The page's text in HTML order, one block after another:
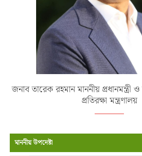
জনাব তারেক রহমান মাননীয় প্রধানমন্ত্রী ও
প্রতিরক্ষা মন্ত্রণালয়
মাননীয় উপদেষ্টা